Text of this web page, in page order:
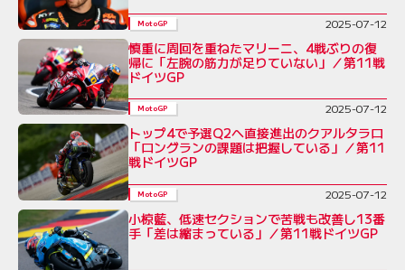
MotoGP 2025-07-12
慎重に周回を重ねたマリーニ、4戦ぶりの復
帰に「左腕の筋力が足りていない」／第11戦
ドイツGP
MotoGP 2025-07-12
トップ4で予選Q2へ直接進出のクアルタラロ
「ロングランの課題は把握している」／第11
戦ドイツGP
MotoGP 2025-07-12
小椋藍、低速セクションで苦戦も改善し13番
手「差は縮まっている」／第11戦ドイツGP